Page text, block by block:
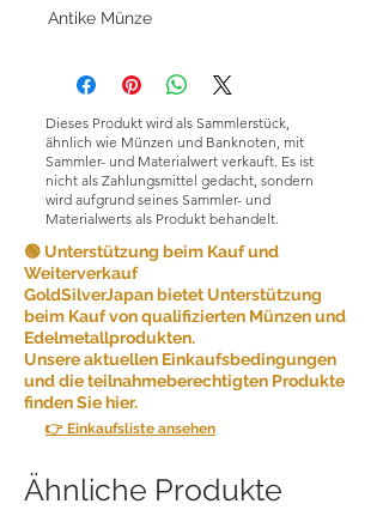
Antike Münze
Dieses Produkt wird als Sammlerstück,
ähnlich wie Münzen und Banknoten, mit
Sammler- und Materialwert verkauft. Es ist
nicht als Zahlungsmittel gedacht, sondern
wird aufgrund seines Sammler- und
Materialwerts als Produkt behandelt.
🟢 Unterstützung beim Kauf und
Weiterverkauf
GoldSilverJapan bietet Unterstützung
beim Kauf von qualifizierten Münzen und
Edelmetallprodukten.
Unsere aktuellen Einkaufsbedingungen
und die teilnahmeberechtigten Produkte
finden Sie hier.
👉 Einkaufsliste ansehen
Ähnliche Produkte